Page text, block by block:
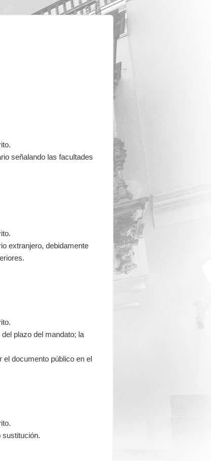
señalando las facultades
extranjero, debidamente
plazo del mandato; la
el documento público en el
sustitución.